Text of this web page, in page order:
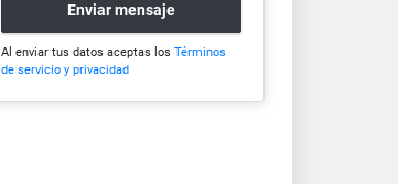
Enviar mensaje
Al enviar tus datos aceptas los Términos
de servicio y privacidad